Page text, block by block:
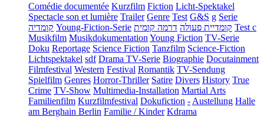
Comédie documentée Kurzfilm Fiction Licht-Spektakel
Spectacle son et lumière Trailer Genre Test G&S g Serie
קומדיה Young-Fiction-Serie קומדיית פעולה דרמה קומית
Test c
Musikfilm Musikdokumentation Young Fiction TV-Serie
Doku Reportage Science Fiction Tanzfilm Science-Fiction
Lichtspektakel sdf Drama TV-Serie Biographie Docutainment
Filmfestival Western Festival Romantik TV-Sendung
Spielfilm Genres Horror-Thriller Satire Divers History True
Crime TV-Show Multimedia-Installation Martial Arts
Familienfilm Kurzfilmfestival Dokufiction - Austellung Halle
am Berghain Berlin Familie / Kinder Kdrama